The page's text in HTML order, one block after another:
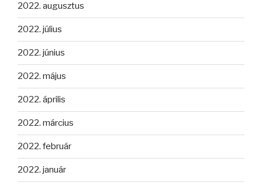
2022. augusztus
2022. július
2022. június
2022. május
2022. április
2022. március
2022. február
2022. január